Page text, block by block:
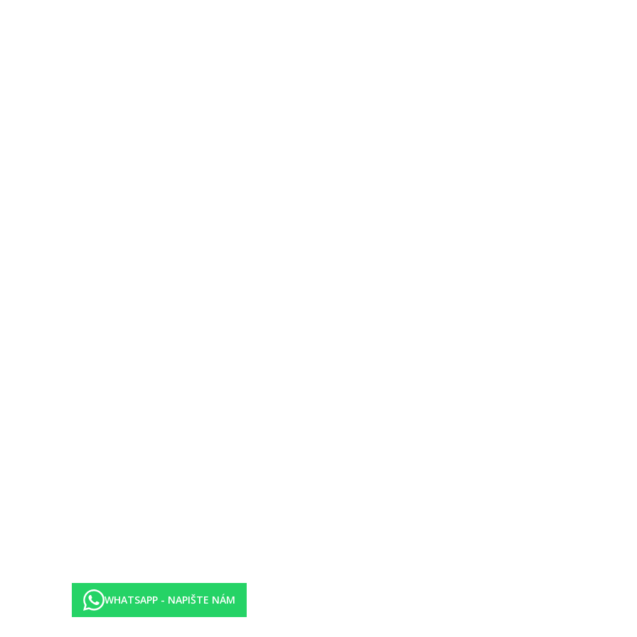
výhradně pro hosty starší 16 let, patřící do renomované hotelové sítě Steigenberger, která je dlouhodobě známá vysokou úrovní služeb a
písečné pláže v zátoce Coraya a je součástí vyhledávaného komplexu hotelů Madinat Coraya. Díky klidné atmosféře, kvalitnímu
relaxační a vysoce kvalitní dovolenou. Resort doporučujeme také náročnějším klientům, kteří ocení prostředí bez dětí, luxusní
uvedené vybavení)
pobyt zdarma, rezervace nutná
a nápojů v zátoce Coraya u hotelu Steigenberger Coraya Beach
WHATSAPP - NAPIŠTE NÁM